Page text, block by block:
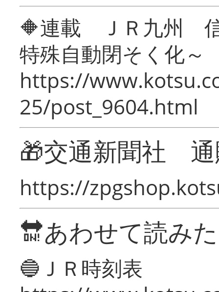
🔶連載 ＪＲ九州 信
特殊自動閉そく化～
https://
25/post_9604.html
🎁交通新聞社
https://
🔛あわせて読み
🔵ＪＲ時刻表